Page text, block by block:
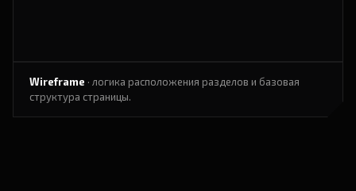
Wireframe · логика расположения разделов и базовая
структура страницы.